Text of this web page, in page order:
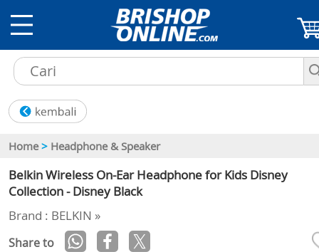
Home > Headphone & Speaker
Belkin Wireless On-Ear Headphone for Kids Disney
Collection - Disney Black
Brand : BELKIN »
Share to